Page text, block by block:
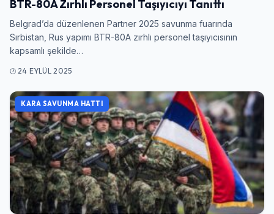
BTR-80A Zırhlı Personel Taşıyıcıyı Tanıttı
Belgrad’da düzenlenen Partner 2025 savunma fuarında
Sırbistan, Rus yapımı BTR-80A zırhlı personel taşıyıcısının
kapsamlı şekilde…
24 EYLÜL 2025
KARA SAVUNMA HATTI